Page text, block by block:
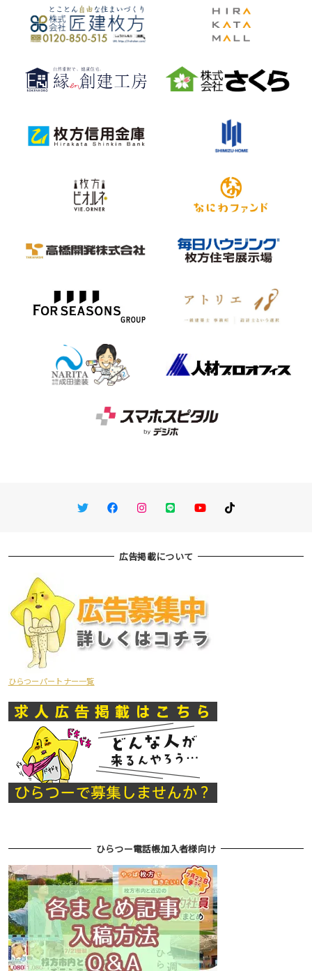
TwitterFacebookInstagram
LINE You TubeTikTok
広告掲載について
ひらつーパートナー一覧
ひらつー電話帳加入者様向け